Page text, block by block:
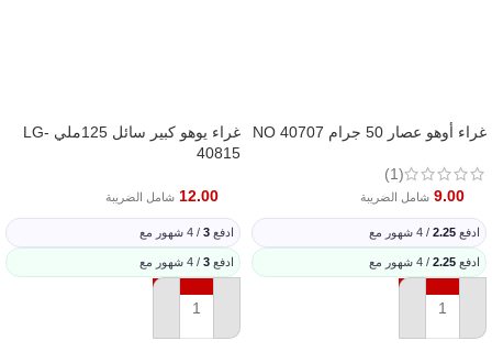
غراء أوهو عصار 50 جرام NO 40707
(1)
9.00 شامل الضريبة
ادفع 2.25 / 4 شهور مع
ادفع 2.25 / 4 شهور مع
إضافة إلى السلة
غراء يوهو كبير سائل 125ملي LG-
40815
12.00 شامل الضريبة
ادفع 3 / 4 شهور مع
ادفع 3 / 4 شهور مع
إضافة إلى السلة